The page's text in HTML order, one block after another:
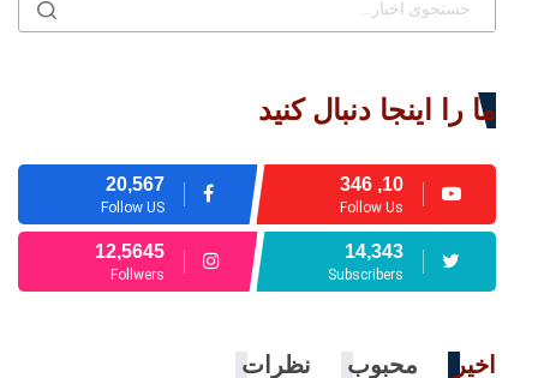
ما را اینجا دنبال کنید
20,567
Follow US
10, 346
Follow Us
12,5645
Follwers
14,343
Subscribers
اخیر محبوب نظرات